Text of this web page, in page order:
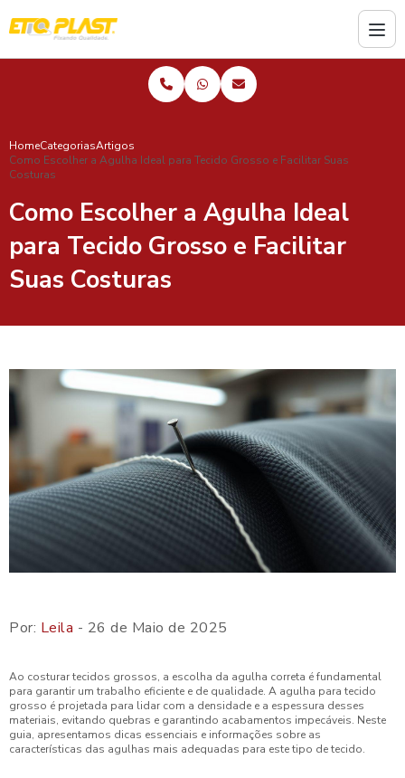
HomeCategoriasArtigos
Como Escolher a Agulha Ideal para Tecido Grosso e Facilitar Suas
Costuras
Como Escolher a Agulha Ideal
para Tecido Grosso e Facilitar
Suas Costuras
Por: Leila - 26 de Maio de 2025
Ao costurar tecidos grossos, a escolha da agulha correta é fundamental
para garantir um trabalho eficiente e de qualidade. A agulha para tecido
grosso é projetada para lidar com a densidade e a espessura desses
materiais, evitando quebras e garantindo acabamentos impecáveis. Neste
guia, apresentamos dicas essenciais e informações sobre as
características das agulhas mais adequadas para este tipo de tecido.